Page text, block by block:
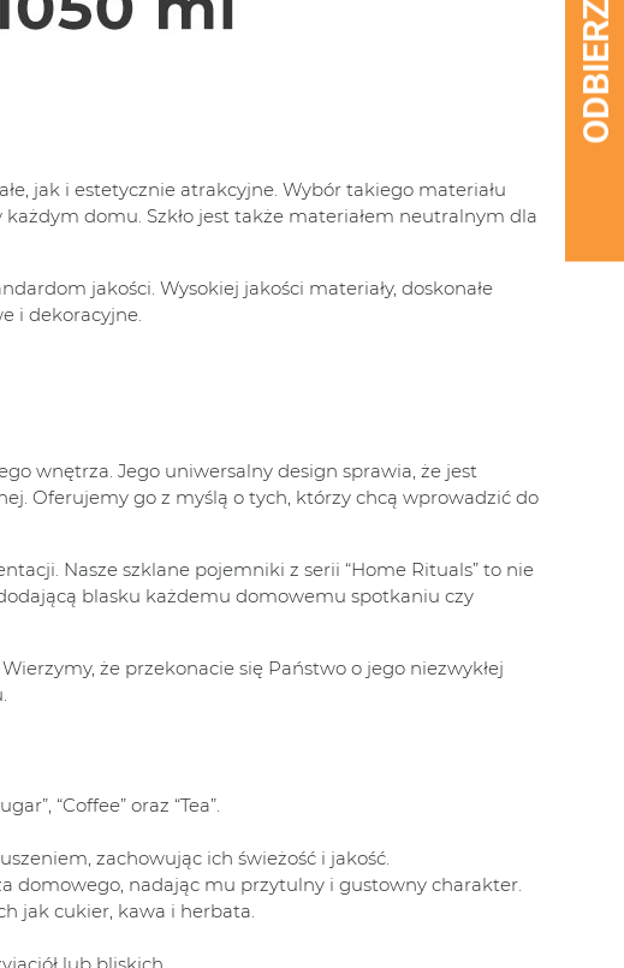
jak i estetycznie atrakcyjne. Wybór takiego materiału
domu. Szkło jest także materiałem neutralnym dla
jakości. Wysokiej jakości materiały, doskonałe
i dekoracyjne.
wnętrza. Jego uniwersalny design sprawia, że jest
Oferujemy go z myślą o tych, którzy chcą wprowadzić do
Nasze szklane pojemniki z serii “Home Rituals” to nie
blasku każdemu domowemu spotkaniu czy
że przekonacie się Państwo o jego niezwykłej
“Coffee” oraz “Tea”.
zachowując ich świeżość i jakość.
domowego, nadając mu przytulny i gustowny charakter.
jak cukier, kawa i herbata.